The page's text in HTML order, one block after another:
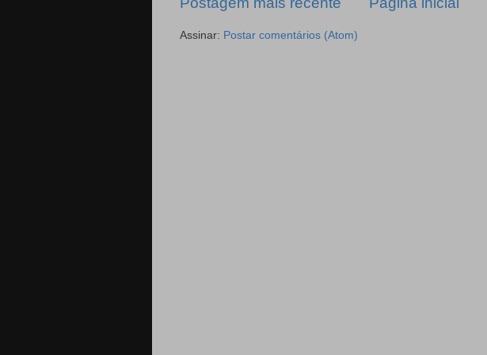
Assinar: Postar comentários (Atom)